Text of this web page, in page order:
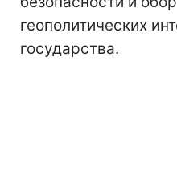
геополитических
государства.